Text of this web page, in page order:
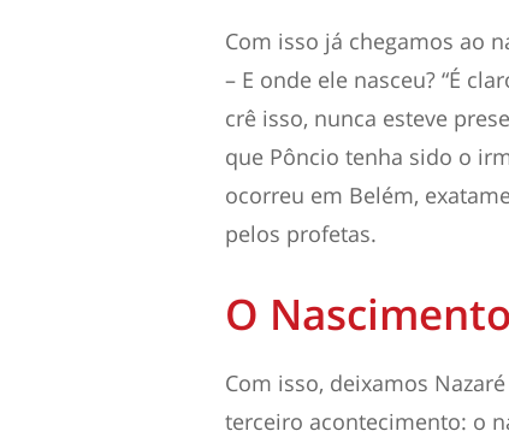
Com isso já chegamos ao
– E onde ele nasceu? “É
crê isso, nunca esteve
que Pôncio tenha sido o
ocorreu em Belém,
pelos profetas.
O
Com isso, deixamos
terceiro acontecimento: o